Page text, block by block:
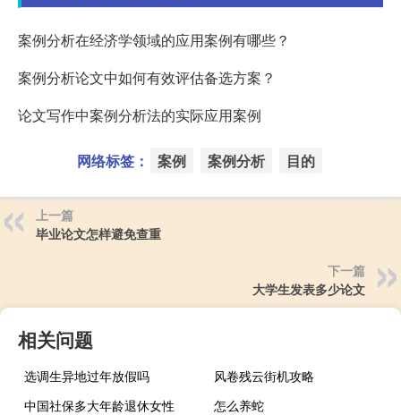
案例分析在经济学领域的应用案例有哪些？
案例分析论文中如何有效评估备选方案？
论文写作中案例分析法的实际应用案例
网络标签： 案例 案例分析 目的
上一篇
毕业论文怎样避免查重
下一篇
大学生发表多少论文
相关问题
选调生异地过年放假吗
风卷残云街机攻略
中国社保多大年龄退休女性
怎么养蛇